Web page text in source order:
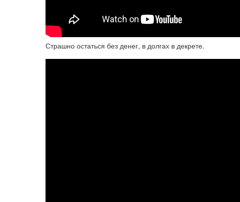
Страшно остаться без денег, в долгах в декрете.